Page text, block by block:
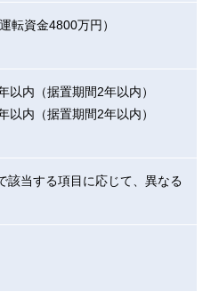
転資金4800万円）
以内（据置期間2年以内）
以内（据置期間2年以内）
該当する項目に応じて、異なる